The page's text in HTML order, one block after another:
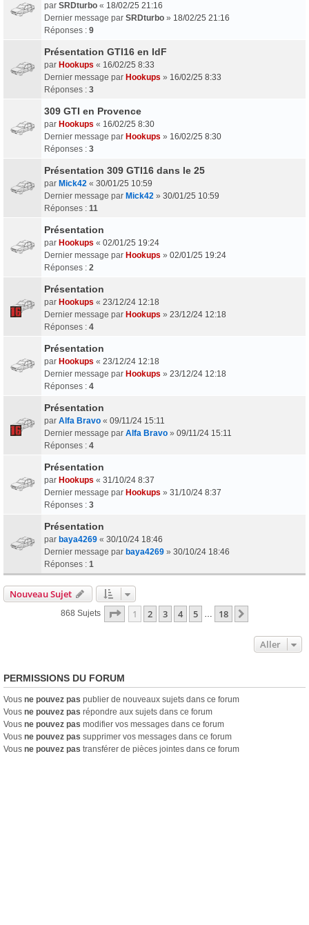
par SRDturbo « 18/02/25 21:16
Dernier message par SRDturbo » 18/02/25 21:16
Réponses : 9
Présentation GTI16 en IdF
par Hookups « 16/02/25 8:33
Dernier message par Hookups » 16/02/25 8:33
Réponses : 3
309 GTI en Provence
par Hookups « 16/02/25 8:30
Dernier message par Hookups » 16/02/25 8:30
Réponses : 3
Présentation 309 GTI16 dans le 25
par Mick42 « 30/01/25 10:59
Dernier message par Mick42 » 30/01/25 10:59
Réponses : 11
Présentation
par Hookups « 02/01/25 19:24
Dernier message par Hookups » 02/01/25 19:24
Réponses : 2
Présentation
par Hookups « 23/12/24 12:18
Dernier message par Hookups » 23/12/24 12:18
Réponses : 4
Présentation
par Hookups « 23/12/24 12:18
Dernier message par Hookups » 23/12/24 12:18
Réponses : 4
Présentation
par Alfa Bravo « 09/11/24 15:11
Dernier message par Alfa Bravo » 09/11/24 15:11
Réponses : 4
Présentation
par Hookups « 31/10/24 8:37
Dernier message par Hookups » 31/10/24 8:37
Réponses : 3
Présentation
par baya4269 « 30/10/24 18:46
Dernier message par baya4269 » 30/10/24 18:46
Réponses : 1
Nouveau Sujet
868 Sujets Page 1Sur
1 2 3 4 5 … 18
Aller
PERMISSIONS DU FORUM
Vous ne pouvez pas publier de nouveaux sujets dans ce forum
Vous ne pouvez pas répondre aux sujets dans ce forum
Vous ne pouvez pas modifier vos messages dans ce forum
Vous ne pouvez pas supprimer vos messages dans ce forum
Vous ne pouvez pas transférer de pièces jointes dans ce forum